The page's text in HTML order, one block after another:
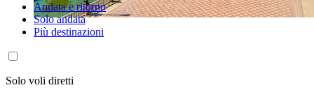
Andata e ritorno
Solo andata
Più destinazioni
Solo voli diretti